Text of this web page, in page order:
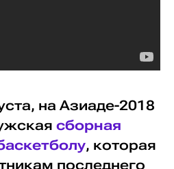
на Азиаде-2018
сборная
, которая
последнего